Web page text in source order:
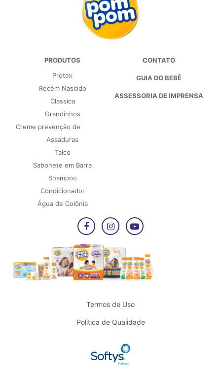
PRODUTOS
Protek
Recém Nascido
Classica
Grandinhos
Creme prevenção de
Assaduras
Talco
Sabonete em Barra
Shampoo
Condicionador
Água de Colônia
CONTATO
GUIA DO BEBÊ
ASSESSORIA DE IMPRENSA
Termos de Uso
Politica de Qualidade